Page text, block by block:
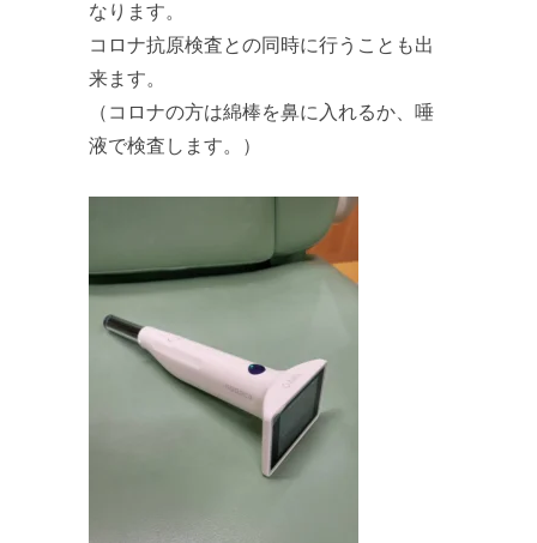
なります。
コロナ抗原検査との同時に行うことも出
来ます。
（コロナの方は綿棒を鼻に入れるか、唾
液で検査します。）